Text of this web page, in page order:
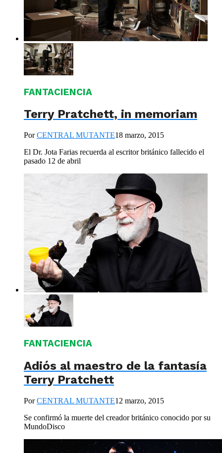
FANTACIENCIA
Terry Pratchett, in memoriam
PorCENTRAL MUTANTE18 marzo, 2015
El Dr. Jota Farias recuerda al escritor británico fallecido el
pasado 12 de abril
FANTACIENCIA
Adiós al maestro de la fantasía
Terry Pratchett
PorCENTRAL MUTANTE12 marzo, 2015
Se confirmó la muerte del creador británico conocido por su
MundoDisco